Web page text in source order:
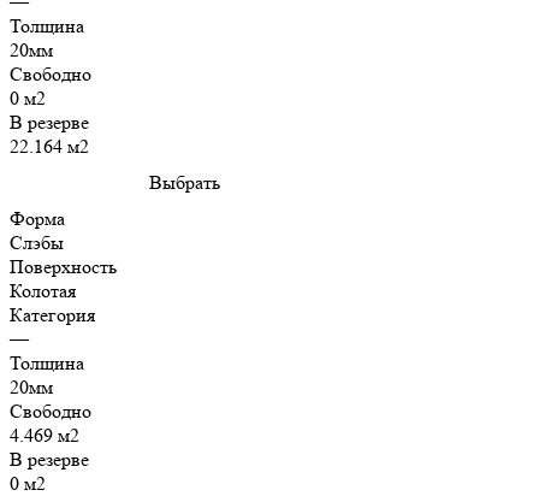
Толщина
20мм
Свободно
0 м2
В резерве
22.164 м2
Выбрать
Форма
Слэбы
Поверхность
Колотая
Категория
—
Толщина
20мм
Свободно
4.469 м2
В резерве
0 м2